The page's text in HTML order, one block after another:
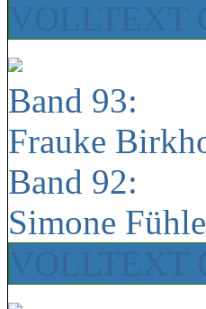
Band 93:
Frauke
Band 92:
Simone